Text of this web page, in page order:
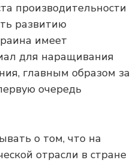
производительности
развитию
имеет
для наращивания
главным образом за
очередь
о том, что на
отрасли в стране